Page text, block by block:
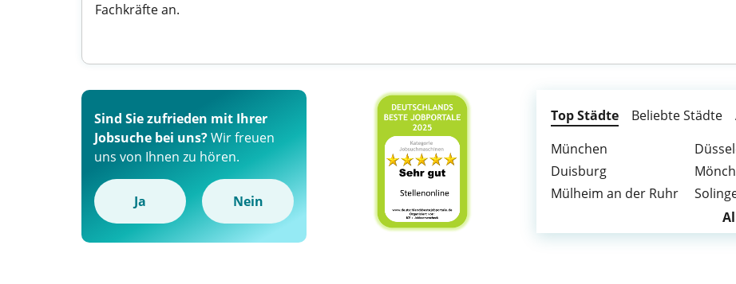
Fachkräfte an.
Sind Sie zufrieden mit Ihrer
Jobsuche bei uns?Wir freuen
uns von Ihnen zu hören.
Ja Nein
Top Städte Beliebte Städte
München
Duisburg
Mülheim an der Ruhr